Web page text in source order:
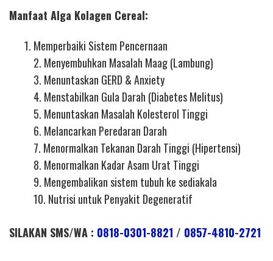
Manfaat Alga Kolagen Cereal:
Memperbaiki Sistem Pencernaan
2. Menyembuhkan Masalah Maag (Lambung)
3. Menuntaskan GERD & Anxiety
4. Menstabilkan Gula Darah (Diabetes Melitus)
5. Menuntaskan Masalah Kolesterol Tinggi
6. Melancarkan Peredaran Darah
7. Menormalkan Tekanan Darah Tinggi (Hipertensi)
8. Menormalkan Kadar Asam Urat Tinggi
9. Mengembalikan sistem tubuh ke sediakala
10. Nutrisi untuk Penyakit Degeneratif
SILAKAN SMS/WA : 0818-0301-8821 / 0857-4810-2721